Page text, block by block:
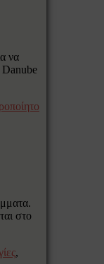
να
Danube
στο
,